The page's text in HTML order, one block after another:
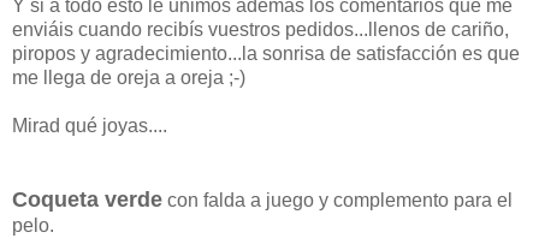
Y si a todo esto le unimos además los comentarios que me
enviáis cuando recibís vuestros pedidos...llenos de cariño,
piropos y agradecimiento...la sonrisa de satisfacción es que
me llega de oreja a oreja ;-)
Mirad qué joyas....
Coqueta verde con falda a juego y complemento para el
pelo.